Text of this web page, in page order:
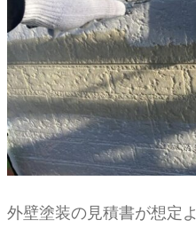
外壁塗装の見積書が想定